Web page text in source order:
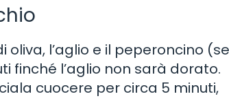
l’aglio e il peperoncino
finché l’aglio non sarà dorato.
cuocere per circa 5 minuti,